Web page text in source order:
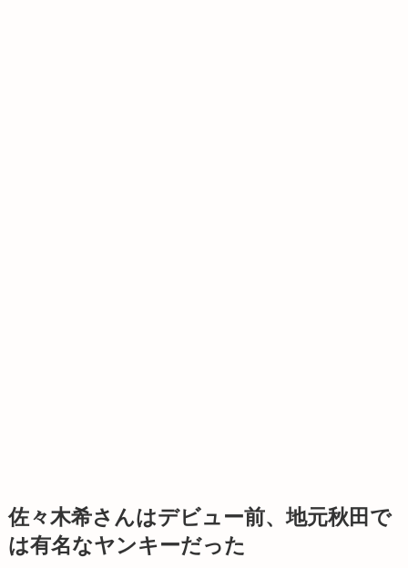
佐々木希さんはデビュー前、地元秋田で
は有名なヤンキーだった